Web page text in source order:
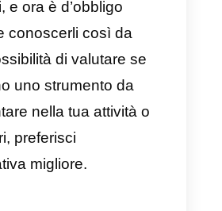
i team e
un elevato
di interazioni tra team di
e di supporto, gestendo
in maniera